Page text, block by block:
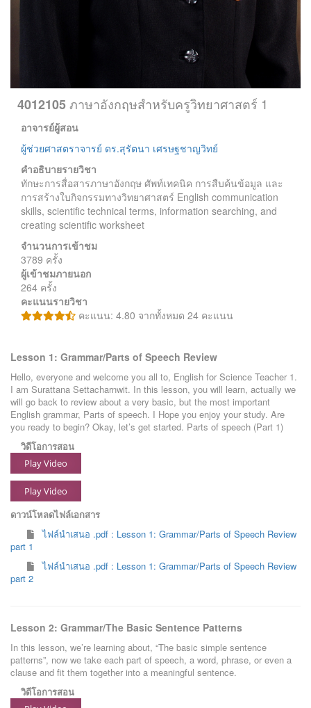
4012105ภาษาอังกฤษสำหรับครูวิทยาศาสตร์ 1
อาจารย์ผู้สอน
ผู้ช่วยศาสตราจารย์ ดร.สุรัตนา เศรษฐชาญวิทย์
คำอธิบายรายวิชา
ทักษะการสื่อสารภาษาอังกฤษ ศัพท์เทคนิค การสืบค้นข้อมูล และ
การสร้างใบกิจกรรมทางวิทยาศาสตร์ English communication
skills, scientific technical terms, information searching, and
creating scientific worksheet
จำนวนการเข้าชม
3789 ครั้ง
ผู้เข้าชมภายนอก
264 ครั้ง
คะแนนรายวิชา
คะแนน: 4.80 จากทั้งหมด 24 คะแนน
Lesson 1: Grammar/Parts of Speech Review
Hello, everyone and welcome you all to, English for Science Teacher 1.
I am Surattana Settacharnwit. In this lesson, you will learn, actually we
will go back to review about a very basic, but the most important
English grammar, Parts of speech. I Hope you enjoy your study. Are
you ready to begin? Okay, let’s get started. Parts of speech (Part 1)
วิดีโอการสอน
Play Video
Play Video
ดาวน์โหลดไฟล์เอกสาร
ไฟล์นำเสนอ .pdf : Lesson 1: Grammar/Parts of Speech Review
part 1
ไฟล์นำเสนอ .pdf : Lesson 1: Grammar/Parts of Speech Review
part 2
Lesson 2: Grammar/The Basic Sentence Patterns
In this lesson, we’re learning about, “The basic simple sentence
patterns”, now we take each part of speech, a word, phrase, or even a
clause and fit them together into a meaningful sentence.
วิดีโอการสอน